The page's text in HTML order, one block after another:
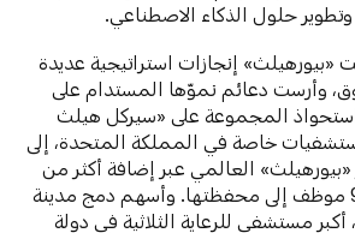
حلول الذكاء الاصطناعي.
حقَّقت «بيورهيلث» إنجازات استراتيجية عديدة
وأرست دعائم نموّها المستدام على
المجموعة على «سيركل هيلث
خاصة في المملكة المتحدة، إلى
العالمي عبر إضافة أكثر من
50 مستشفى و9,000 موظف إلى محفظتها. وأسهم دمج مدينة
مستشفى للرعاية الثلاثية في دولة